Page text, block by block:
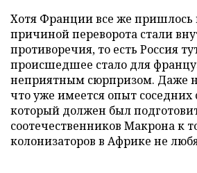
Хотя Франции все же пришлось
причиной переворота стали
противоречия, то есть Россия
происшедшее стало для
неприятным сюрпризом. Даже
что уже имеется опыт соседних
который должен был
соотечественников Макрона к
колонизаторов в Африке не